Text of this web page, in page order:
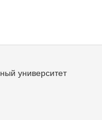
университет